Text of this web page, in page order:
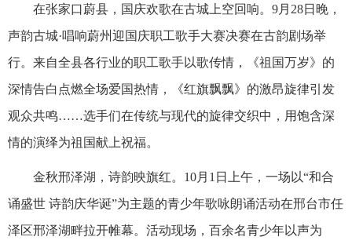
在张家口蔚县，国庆欢歌在古城上空回响。9月28日晚，
声韵古城·唱响蔚州迎国庆职工歌手大赛决赛在古韵剧场举
行。来自全县各行业的职工歌手以歌传情，《祖国万岁》的
深情告白点燃全场爱国热情，《红旗飘飘》的激昂旋律引发
观众共鸣……选手们在传统与现代的旋律交织中，用饱含深
情的演绎为祖国献上祝福。
金秋邢泽湖，诗韵映旗红。10月1日上午，一场以“和合
诵盛世 诗韵庆华诞”为主题的青少年歌咏朗诵活动在邢台市任
泽区邢泽湖畔拉开帷幕。活动现场，百余名青少年以声为